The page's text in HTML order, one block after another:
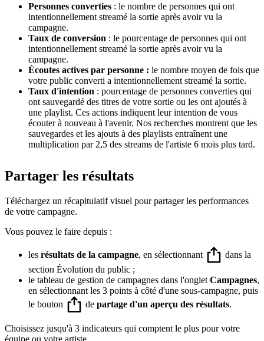
Personnes converties : le nombre de personnes qui ont
intentionnellement streamé la sortie après avoir vu la
campagne.
Taux de conversion : le pourcentage de personnes qui ont
intentionnellement streamé la sortie après avoir vu la
campagne.
Écoutes actives par personne : le nombre moyen de fois que
votre public converti a intentionnellement streamé la sortie.
Taux d'intention : pourcentage de personnes converties qui
ont sauvegardé des titres de votre sortie ou les ont ajoutés à
une playlist. Ces actions indiquent leur intention de vous
écouter à nouveau à l'avenir. Nos recherches montrent que les
sauvegardes et les ajouts à des playlists entraînent une
multiplication par 2,5 des streams de l'artiste 6 mois plus tard.
Partager les résultats
Téléchargez un récapitulatif visuel pour partager les performances
de votre campagne.
Vous pouvez le faire depuis :
les résultats de la campagne, en sélectionnant
dans la
section Évolution du public ;
le tableau de gestion de campagnes dans l'onglet Campagnes,
en sélectionnant les 3 points à côté d'une sous-campagne, puis
le bouton
de partage d'un aperçu des résultats.
Choisissez jusqu'à 3 indicateurs qui comptent le plus pour votre